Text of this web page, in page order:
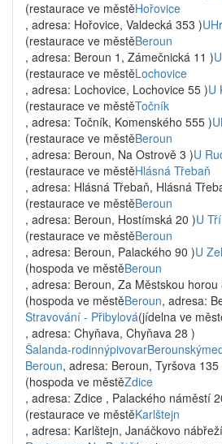
(restaurace ve městěHořovice
, adresa: Hořovice, Valdecká 353 )
(restaurace ve městěBeroun
, adresa: Beroun 1, Zámečnická 11 )
(restaurace ve městěLochovice
, adresa: Lochovice, Lochovice 55 )U
(restaurace ve městěTočník
, adresa: Točník, Komenského 555 )
(restaurace ve městěBeroun
, adresa: Beroun, Na Ostrově 3 )U
(restaurace ve městěHlásná Třebaň
, adresa: Hlásná Třebaň, Hlásná
(restaurace ve městěBeroun
, adresa: Beroun, Hostímská 20 )U
(restaurace ve městěBeroun
, adresa: Beroun, Palackého 90 )U
(hospoda ve městěBeroun
, adresa: Beroun, Za Městskou horou
(hospoda ve městěBeroun, adresa:
Stravování - Přibylová(jídelna ve
, adresa: Chyňava, Chyňava 28 )
Šalanda-
Beroun, adresa: Beroun, Tyršova 135
(hospoda ve městěZdice
, adresa: Zdice , Palackého náměstí
(restaurace ve městěKarlštejn
, adresa: Karlštejn, Janáčkovo